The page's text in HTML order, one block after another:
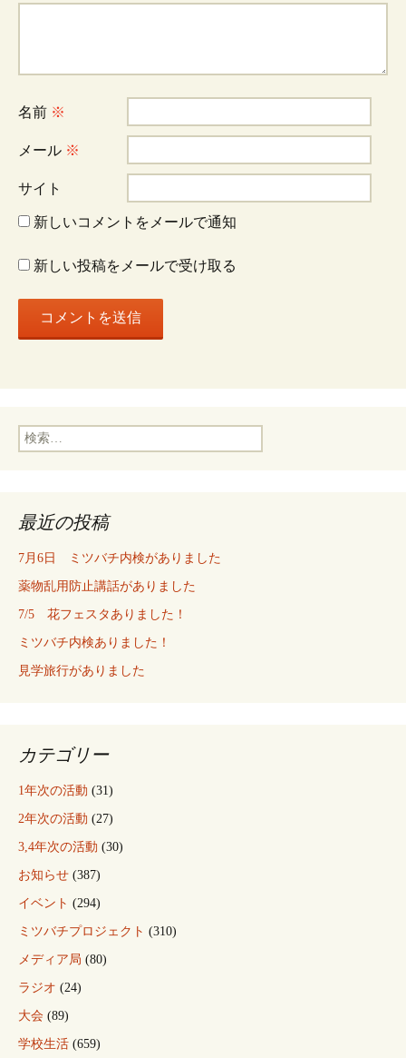
シ
ョ
ン
名前 ※
メール ※
サイト
新しいコメントをメールで通知
新しい投稿をメールで受け取る
検
索:
最近の投稿
7月6日 ミツバチ内検がありました
薬物乱用防止講話がありました
7/5 花フェスタありました！
ミツバチ内検ありました！
見学旅行がありました
カテゴリー
1年次の活動 (31)
2年次の活動 (27)
3,4年次の活動 (30)
お知らせ (387)
イベント (294)
ミツバチプロジェクト (310)
メディア局 (80)
ラジオ (24)
大会 (89)
学校生活 (659)